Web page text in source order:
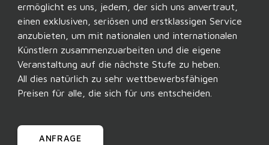
ermöglicht es uns, jedem, der sich uns anvertraut,
einen exklusiven, seriösen und erstklassigen Service
anzubieten, um mit nationalen und internationalen
Künstlern zusammenzuarbeiten und die eigene
Veranstaltung auf die nächste Stufe zu heben.
All dies natürlich zu sehr wettbewerbsfähigen
Preisen für alle, die sich für uns entscheiden.
ANFRAGE